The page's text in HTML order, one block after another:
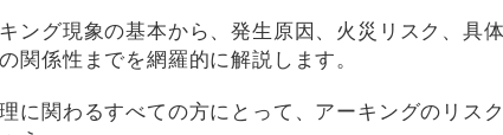
ング現象の基本から、発生原因、火災リスク、具
関係性までを網羅的に解説します。
に関わるすべての方にとって、アーキングのリス